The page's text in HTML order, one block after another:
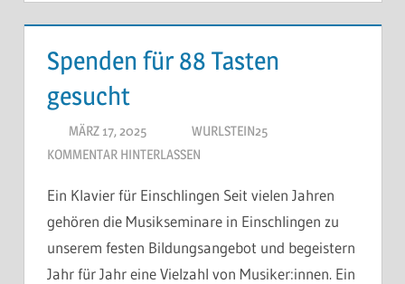
Spenden für 88 Tasten
gesucht
MÄRZ 17, 2025
WURLSTEIN25
KOMMENTAR HINTERLASSEN
Ein Klavier für Einschlingen Seit vielen Jahren
gehören die Musikseminare in Einschlingen zu
unserem festen Bildungsangebot und begeistern
Jahr für Jahr eine Vielzahl von Musiker:innen. Ein